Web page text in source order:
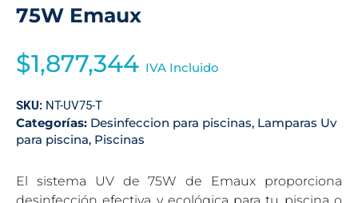
75W Emaux
$1,877,344 IVA Incluido
SKU: NT-UV75-T
Categorías: Desinfeccion para piscinas, Lamparas Uv
para piscina, Piscinas
El sistema UV de 75W de Emaux proporciona